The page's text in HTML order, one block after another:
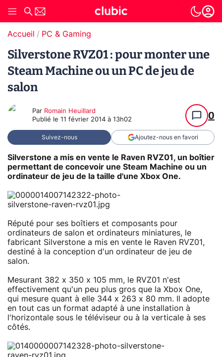
Accueil PC & Gaming
Silverstone RVZ01 : pour monter une
Steam Machine ou un PC de jeu de
salon
Par Romain Heuillard
Publié le 11 février 2014 à 13h02 0
Suivez-nous Ajoutez-nous en favori
Silverstone a mis en vente le Raven RVZ01, un boîtier
permettant de concevoir une Steam Machine ou un
ordinateur de jeu de la taille d'une Xbox One.
Réputé pour ses boîtiers et composants pour
ordinateurs de salon et ordinateurs miniatures, le
fabricant Silverstone a mis en vente le Raven RVZ01,
destiné à la conception d'un ordinateur de jeu de
salon.
Mesurant 382 x 350 x 105 mm, le RVZ01 n'est
effectivement qu'un peu plus gros que la Xbox One,
qui mesure quant à elle 344 x 263 x 80 mm. Il adopte
en tout cas un format adapté à une installation à
l'horizontale sous le téléviseur ou à la verticale à ses
côtés.